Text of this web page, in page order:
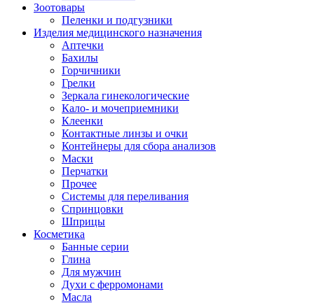
Зоотовары
Пеленки и подгузники
Изделия медицинского назначения
Аптечки
Бахилы
Горчичники
Грелки
Зеркала гинекологические
Кало- и мочеприемники
Клеенки
Контактные линзы и очки
Контейнеры для сбора анализов
Маски
Перчатки
Прочее
Системы для переливания
Спринцовки
Шприцы
Косметика
Банные серии
Глина
Для мужчин
Духи с ферромонами
Масла